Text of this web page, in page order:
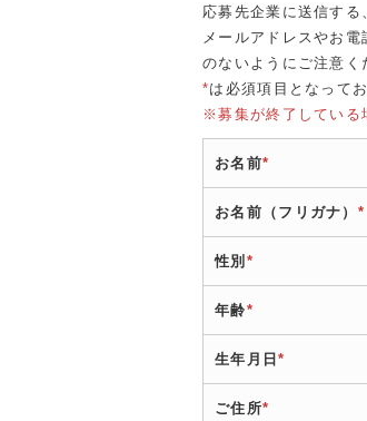
応募先企業に送信する
メールアドレスやお
のないようにご注意く
*は必須項目となってお
※募集が終了している
お名前*
お名前（フリガナ） *
性別 *
年齢*
生年月日*
ご住所*